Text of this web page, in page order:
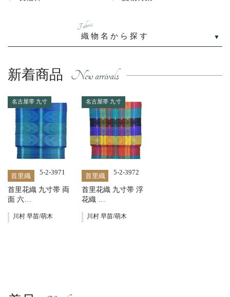
織物名から探す
Fabric
新着商品
名古屋帯 九寸
首里織 5-2-3971
首里花織 九寸帯 両
面 六…
川村 早苗/萌木
名古屋帯 九寸
首里織 5-2-3972
首里花織 九寸帯 浮
花織 …
川村 早苗/萌木